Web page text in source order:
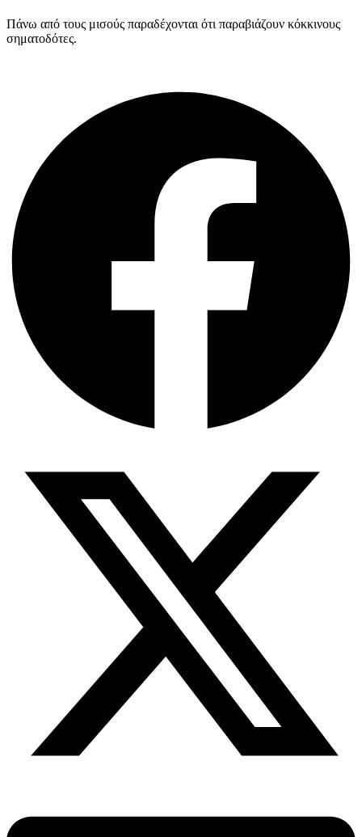
Πάνω από τους μισούς παραδέχονται ότι παραβιάζουν κόκκινους
σηματοδότες.